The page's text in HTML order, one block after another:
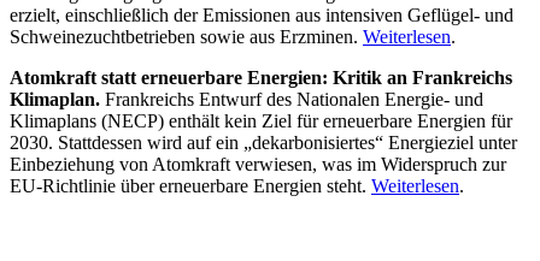
erzielt, einschließlich der Emissionen aus intensiven Geflügel- und
Schweinezuchtbetrieben sowie aus Erzminen. Weiterlesen.
Atomkraft statt erneuerbare Energien: Kritik an Frankreichs
Klimaplan. Frankreichs Entwurf des Nationalen Energie- und
Klimaplans (NECP) enthält kein Ziel für erneuerbare Energien für
2030. Stattdessen wird auf ein „dekarbonisiertes“ Energieziel unter
Einbeziehung von Atomkraft verwiesen, was im Widerspruch zur
EU-Richtlinie über erneuerbare Energien steht. Weiterlesen.